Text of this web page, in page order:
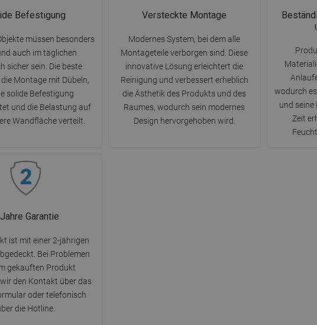
Befestigung
müssen besonders
auch im täglichen
sicher sein. Die beste
Montage mit Dübeln,
solide Befestigung
und die Belastung auf
Wandfläche verteilt.
Versteckte Montage
Modernes System, bei dem alle
Montageteile verborgen sind. Diese
innovative Lösung erleichtert die
Reinigung und verbessert erheblich
die Ästhetik des Produkts und des
Raumes, wodurch sein modernes
Design hervorgehoben wird.
wodurch
und
Zeit
Garantie
ist mit einer 2-jährigen
Bei Problemen
gekauften Produkt
den Kontakt über das
oder telefonisch
die Hotline.